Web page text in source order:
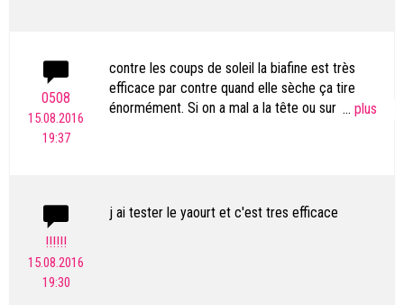
0508
15.08.2016
19:37
contre les coups de soleil la biafine est très
efficace par contre quand elle sèche ça tire
énormément. Si on a mal a la tête ou sur la tête
...
!!!!!!
15.08.2016
19:30
j ai tester le yaourt et c'est tres efficace